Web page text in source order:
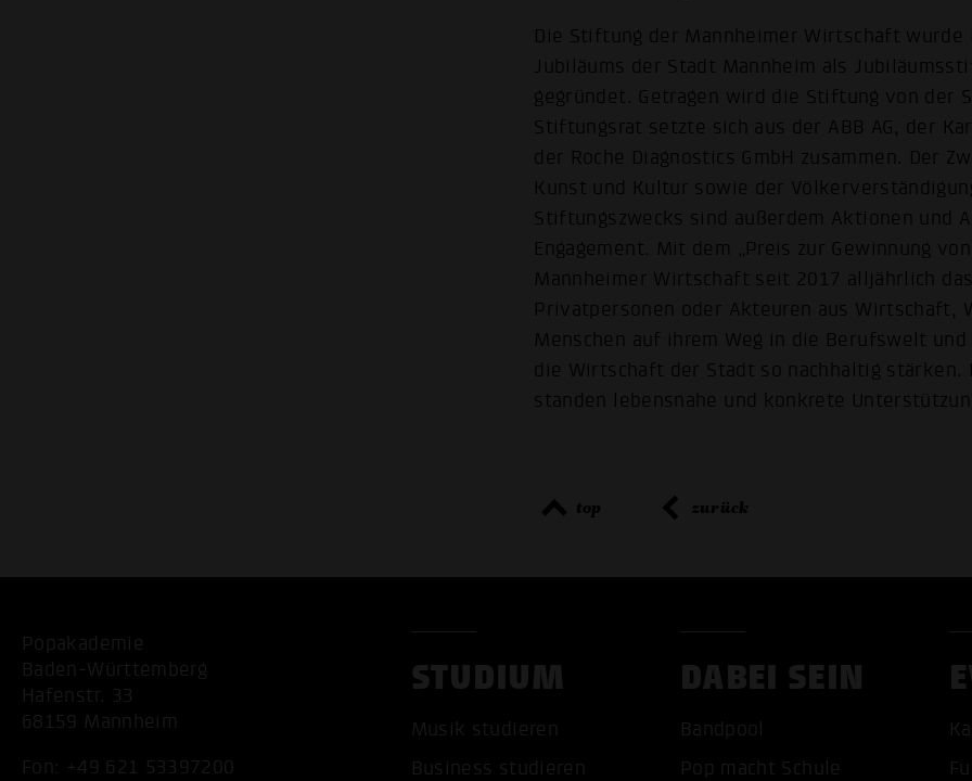
Die Stiftung der Mannheimer Wirtschaft wurde
Jubiläums der Stadt Mannheim als
gegründet. Getragen wird die Stiftung von der
Stiftungsrat setzte sich aus der ABB AG, der
der Roche Diagnostics GmbH zusammen. Der
Kunst und Kultur sowie der
Stiftungszwecks sind außerdem Aktionen und
Engagement. Mit dem „Preis zur Gewinnung
Mannheimer Wirtschaft seit 2017 alljährlich
Privatpersonen oder Akteuren aus Wirtschaft,
Menschen auf ihrem Weg in die Berufswelt
die Wirtschaft der Stadt so nachhaltig
standen lebensnahe und konkrete
top zurück
Popakademie
Baden-Württemberg
Hafenstr. 33
68159 Mannheim
Fon: +49 621 53397200
STUDIUM
Musik studieren
Business studieren
DABEI SEIN
Bandpool
Pop macht Schule